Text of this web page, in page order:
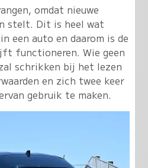
omdat nieuwe
stelt. Dit is heel wat
een auto en daarom is de
functioneren. Wie geen
schrikken bij het lezen
en zich twee keer
gebruik te maken.